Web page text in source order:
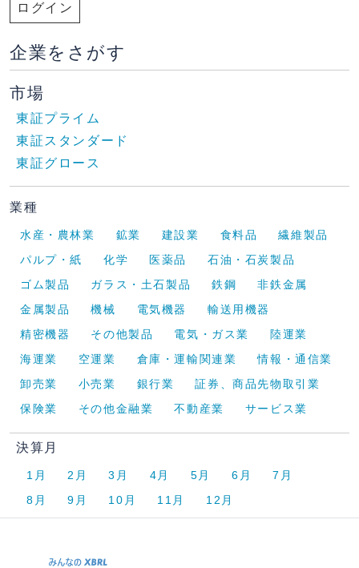
ログイン
企業をさがす
市場
東証プライム
東証スタンダード
東証グロース
業種
水産・農林業 鉱業 建設業 食料品
繊維製品
パルプ・紙
化学 医薬品
石油・石炭製品
ゴム製品
ガラス・土石製品 鉄鋼
非鉄金属
金属製品
機械 電気機器
輸送用機器
精密機器
その他製品 電気・ガス業
陸運業
海運業
空運業 倉庫・運輸関連業
情報・通信業
卸売業
小売業 銀行業
証券、商品先物取引業
保険業
その他金融業 不動産業 サービス業
決算月
1月 2月 3月 4月 5月 6月
7月
8月
9月 10月 11月 12月